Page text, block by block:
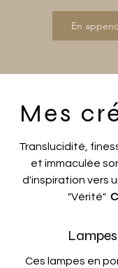
En
Mes
Translucidité,
et immaculée
d'inspiration vers
"Vérité"
Ces lampes en